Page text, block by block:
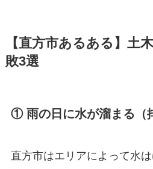
【直方市あるある】土
敗3選
① 雨の日に水が溜まる（
直方市はエリアによって水は